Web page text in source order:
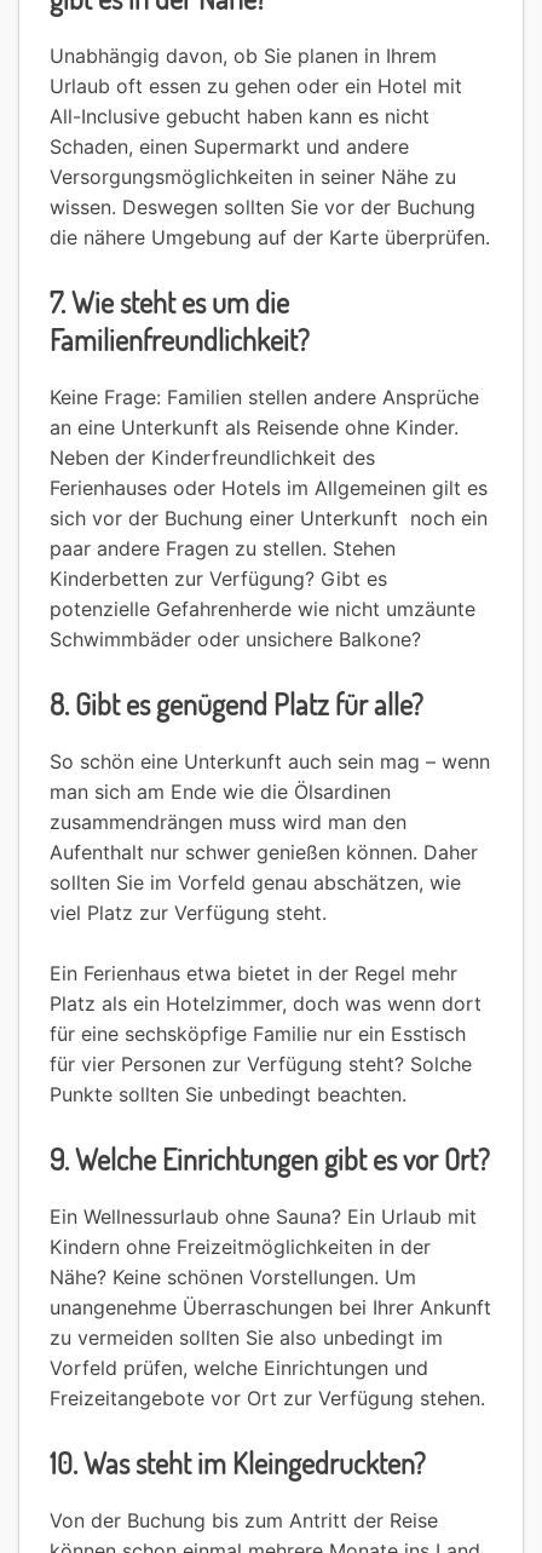
Unabhängig davon, ob Sie planen in Ihrem
Urlaub oft essen zu gehen oder ein Hotel mit
All-Inclusive gebucht haben kann es nicht
Schaden, einen Supermarkt und andere
Versorgungsmöglichkeiten in seiner Nähe zu
wissen. Deswegen sollten Sie vor der Buchung
die nähere Umgebung auf der Karte überprüfen.
7. Wie steht es um die
Familienfreundlichkeit?
Keine Frage: Familien stellen andere Ansprüche
an eine Unterkunft als Reisende ohne Kinder.
Neben der Kinderfreundlichkeit des
Ferienhauses oder Hotels im Allgemeinen gilt es
sich vor der Buchung einer Unterkunft noch ein
paar andere Fragen zu stellen. Stehen
Kinderbetten zur Verfügung? Gibt es
potenzielle Gefahrenherde wie nicht umzäunte
Schwimmbäder oder unsichere Balkone?
8. Gibt es genügend Platz für alle?
So schön eine Unterkunft auch sein mag – wenn
man sich am Ende wie die Ölsardinen
zusammendrängen muss wird man den
Aufenthalt nur schwer genießen können. Daher
sollten Sie im Vorfeld genau abschätzen, wie
viel Platz zur Verfügung steht.
Ein Ferienhaus etwa bietet in der Regel mehr
Platz als ein Hotelzimmer, doch was wenn dort
für eine sechsköpfige Familie nur ein Esstisch
für vier Personen zur Verfügung steht? Solche
Punkte sollten Sie unbedingt beachten.
9. Welche Einrichtungen gibt es vor Ort?
Ein Wellnessurlaub ohne Sauna? Ein Urlaub mit
Kindern ohne Freizeitmöglichkeiten in der
Nähe? Keine schönen Vorstellungen. Um
unangenehme Überraschungen bei Ihrer Ankunft
zu vermeiden sollten Sie also unbedingt im
Vorfeld prüfen, welche Einrichtungen und
Freizeitangebote vor Ort zur Verfügung stehen.
10. Was steht im Kleingedruckten?
Von der Buchung bis zum Antritt der Reise